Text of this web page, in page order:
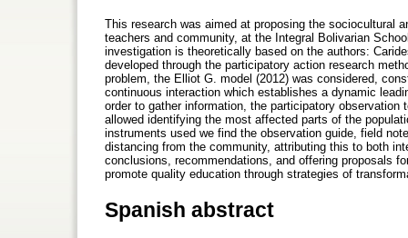
This research was aimed at proposing the sociocultural
teachers and community, at the Integral Bolivarian
investigation is theoretically based on the authors:
developed through the participatory action research
problem, the Elliot G. model (2012) was considered,
continuous interaction which establishes a dynamic
order to gather information, the participatory
allowed identifying the most affected parts of the
instruments used we find the observation guide, field
distancing from the community, attributing this to both
conclusions, recommendations, and offering proposals
promote quality education through strategies of
Spanish abstract